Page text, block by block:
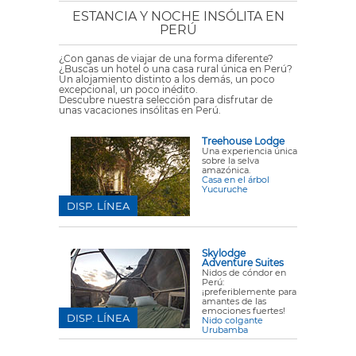
ESTANCIA Y NOCHE INSÓLITA EN
PERÚ
¿Con ganas de viajar de una forma diferente?
¿Buscas un hotel o una casa rural única en Perú?
Un alojamiento distinto a los demás, un poco
excepcional, un poco inédito.
Descubre nuestra selección para disfrutar de
unas vacaciones insólitas en Perú.
Treehouse Lodge
Una experiencia única
sobre la selva
amazónica.
Casa en el árbol
Yucuruche
DISP. LÍNEA
Skylodge
Adventure Suites
Nidos de cóndor en
Perú:
¡preferiblemente para
amantes de las
emociones fuertes!
Nido colgante
Urubamba
DISP. LÍNEA